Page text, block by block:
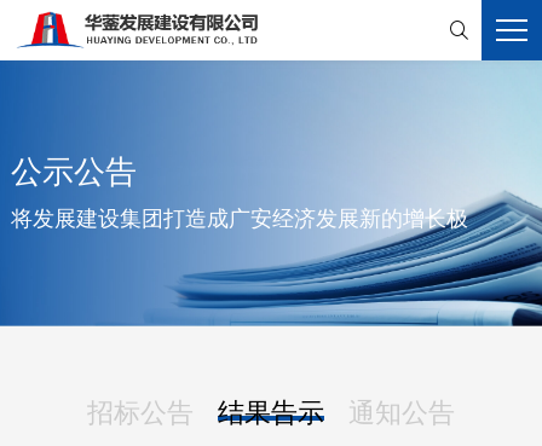

公示公告
将发展建设集团打造成广安经济发展新的增长极
招标公告 结果告示 通知公告